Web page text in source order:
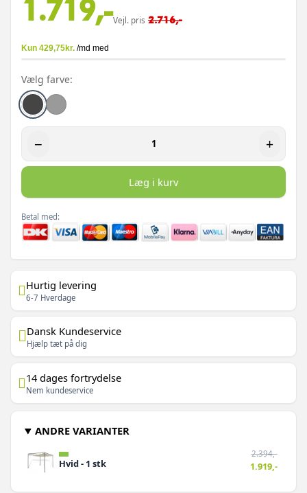
1.719,-Vejl. pris 2.716,-
Vælg farve:
− +
Læg i kurv
Betal med:
Hurtig levering
6-7 Hverdage
Dansk Kundeservice
Hjælp tæt på dig
14 dages fortrydelse
Nem kundeservice
ANDRE VARIANTER
Hvid - 1 stk
2.394,-
1.919,-